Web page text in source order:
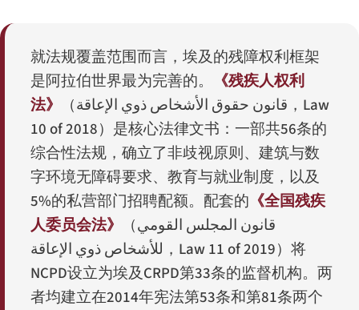
就法规覆盖范围而言，埃及的残障权利框架
是阿拉伯世界最为完善的。
《残疾人权利
法》
（قانون حقوق الأشخاص ذوي الإعاقة ，Law
10 of 2018）是核心法律文书：一部共56条的
综合性法规，确立了非歧视原则、建筑与数
字环境无障碍要求、教育与就业制度，以及
5%的私营部门招聘配额。配套的 《全国残疾
人委员会法》
（قانون المجلس القومي
للأشخاص ذوي الإعاقة ，Law 11 of 2019）将
NCPD设立为埃及CRPD第33条的监督机构。两
者均建立在2014年宪法第53条和第81条两个